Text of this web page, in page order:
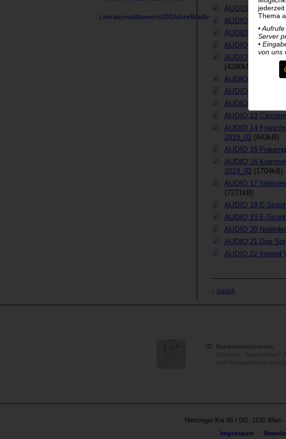
Thema
•
Server
•
von uns
Literaturwettbewerb200JahreBraille
AUDIO 06 Inserat
AUDIO 07
AUDIO 08
AUDIO Inserat
AUDIO 09
(4280kB)
AUDIO 10
AUDIO 11
AUDIO 12
AUDIO 13
AUDIO 14
2019_02 (643kB)
AUDIO 15
AUDIO 16
2019_02 (1704kB)
AUDIO 17
(7271kB)
AUDIO 18 E-
AUDIO 19 E-
AUDIO 20
AUDIO 21 Das
AUDIO 22 Inserat
zurück
Hietzinger Kai 85/ DG, 1130 Wien
Impressum